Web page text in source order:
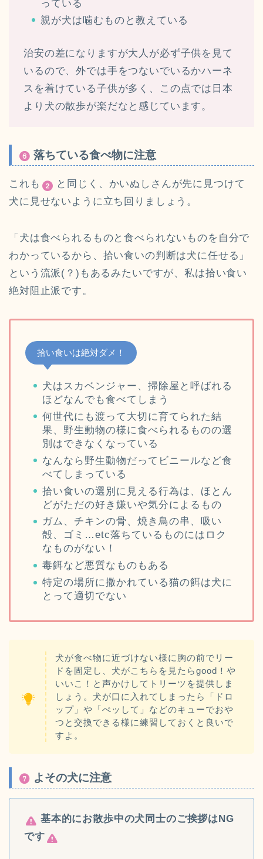
っている
親が犬は噛むものと教えている
治安の差になりますが大人が必ず子供を見て
いるので、外では手をつないでいるかハーネ
スを着けている子供が多く、この点では日本
より犬の散歩が楽だなと感じています。
落ちている食べ物に注意
これも
と同じく、かいぬしさんが先に見つけて
犬に見せないように立ち回りましょう。
「犬は食べられるものと食べられないものを自分で
わかっているから、拾い食いの判断は犬に任せる」
という流派(？)もあるみたいですが、私は拾い食い
絶対阻止派です。
拾い食いは絶対ダメ！
犬はスカベンジャー、掃除屋と呼ばれる
ほどなんでも食べてしまう
何世代にも渡って大切に育てられた結
果、野生動物の様に食べられるものの選
別はできなくなっている
なんなら野生動物だってビニールなど食
べてしまっている
拾い食いの選別に見える行為は、ほとん
どがただの好き嫌いや気分によるもの
ガム、チキンの骨、焼き鳥の串、吸い
殻、ゴミ…etc落ちているものにはロク
なものがない！
毒餌など悪質なものもある
特定の場所に撒かれている猫の餌は犬に
とって適切でない
犬が食べ物に近づけない様に胸の前でリー
ドを固定し、犬がこちらを見たらgood！や
いいこ！と声かけしてトリーツを提供しま
しょう。犬が口に入れてしまったら「ドロ
ップ」や「ぺッして」などのキューでおや
つと交換できる様に練習しておくと良いで
すよ。
よその犬に注意
基本的にお散歩中の犬同士のご挨拶はNG
です